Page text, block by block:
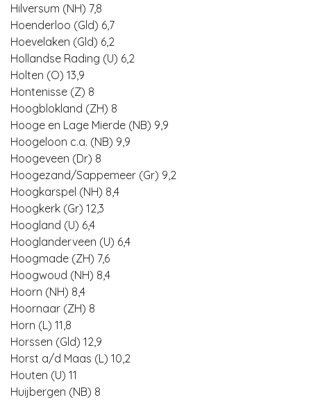
Hilversum (NH) 7,8
Hoenderloo (Gld) 6,7
Hoevelaken (Gld) 6,2
Hollandse Rading (U) 6,2
Holten (O) 13,9
Hontenisse (Z) 8
Hoogblokland (ZH) 8
Hooge en Lage Mierde (NB) 9,9
Hoogeloon c.a. (NB) 9,9
Hoogeveen (Dr) 8
Hoogezand/Sappemeer (Gr) 9,2
Hoogkarspel (NH) 8,4
Hoogkerk (Gr) 12,3
Hoogland (U) 6,4
Hooglanderveen (U) 6,4
Hoogmade (ZH) 7,6
Hoogwoud (NH) 8,4
Hoorn (NH) 8,4
Hoornaar (ZH) 8
Horn (L) 11,8
Horssen (Gld) 12,9
Horst a/d Maas (L) 10,2
Houten (U) 11
Huijbergen (NB) 8